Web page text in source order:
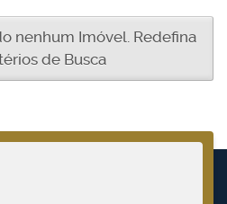
nenhum Imóvel. Redefina
de Busca